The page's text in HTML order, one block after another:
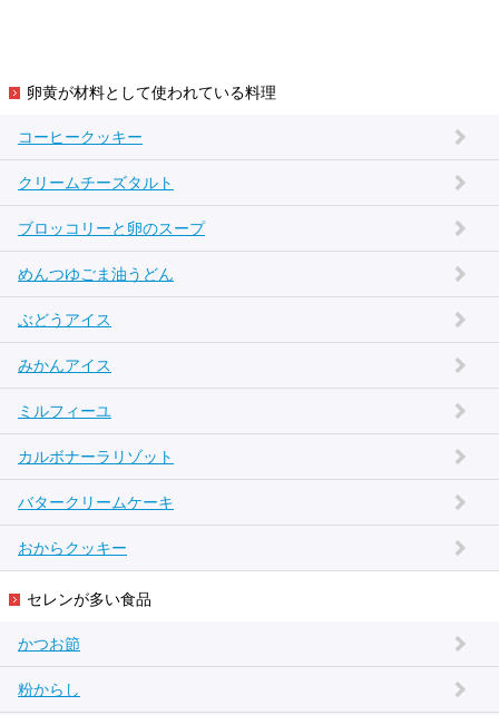
卵黄が材料として使われている料理
コーヒークッキー
クリームチーズタルト
ブロッコリーと卵のスープ
めんつゆごま油うどん
ぶどうアイス
みかんアイス
ミルフィーユ
カルボナーラリゾット
バタークリームケーキ
おからクッキー
セレンが多い食品
かつお節
粉からし